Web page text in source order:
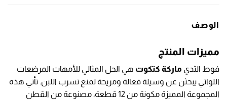
الوصف
مميزات المنتج
فوط الثدي ماركة كتكوت هي الحل المثالي للأمهات المرضعات
اللواتي يبحثن عن وسيلة فعالة ومريحة لمنع تسرب اللبن. تأتي هذه
المجموعة المميزة مكونة من 12 قطعة، مصنوعة من القطن